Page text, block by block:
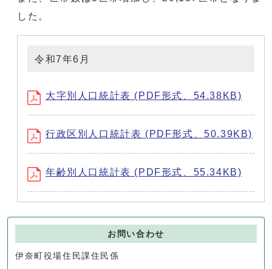
した。
令和7年6月
大字別人口統計表 (PDF形式、54.38KB)
行政区別人口統計表 (PDF形式、50.39KB)
年齢別人口統計表 (PDF形式、55.34KB)
お問い合わせ
伊奈町役場住民課住民係